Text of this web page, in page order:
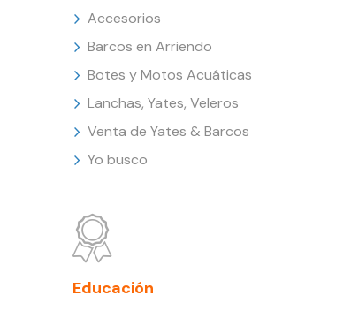
Accesorios
Barcos en Arriendo
Botes y Motos Acuáticas
Lanchas, Yates, Veleros
Venta de Yates & Barcos
Yo busco
Educación